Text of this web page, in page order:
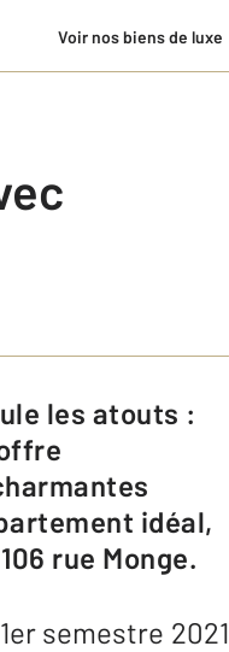
Voir nos biens de luxe
idéal,
rue Monge.
semestre 2021